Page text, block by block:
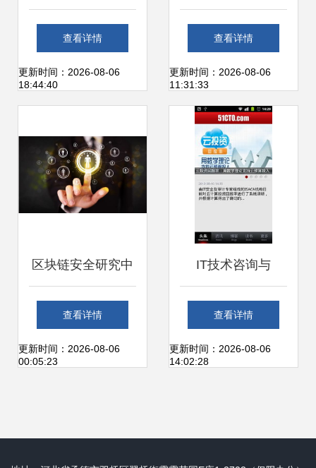
Bootstrap与
PHP+MySQL的装
术方案解析
查看详情
更新时间：2026-08-06
18:44:40
会计分录处理
查看详情
更新时间：2026-08-06
11:31:33
区块链安全研究中
心成立，七大领域
技术研究引领行业
查看详情
更新时间：2026-08-06
00:05:23
IT技术咨询与
51CTO平台 网络
技术开发者的专业
查看详情
更新时间：2026-08-06
14:02:28